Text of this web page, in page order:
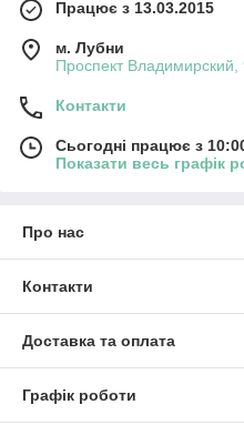
Працює з 13.03.2015
м. Лубни
Проспект
Контакти
Сьогодні працює з
Показати весь графік
Про нас
Контакти
Доставка та оплата
Графік роботи